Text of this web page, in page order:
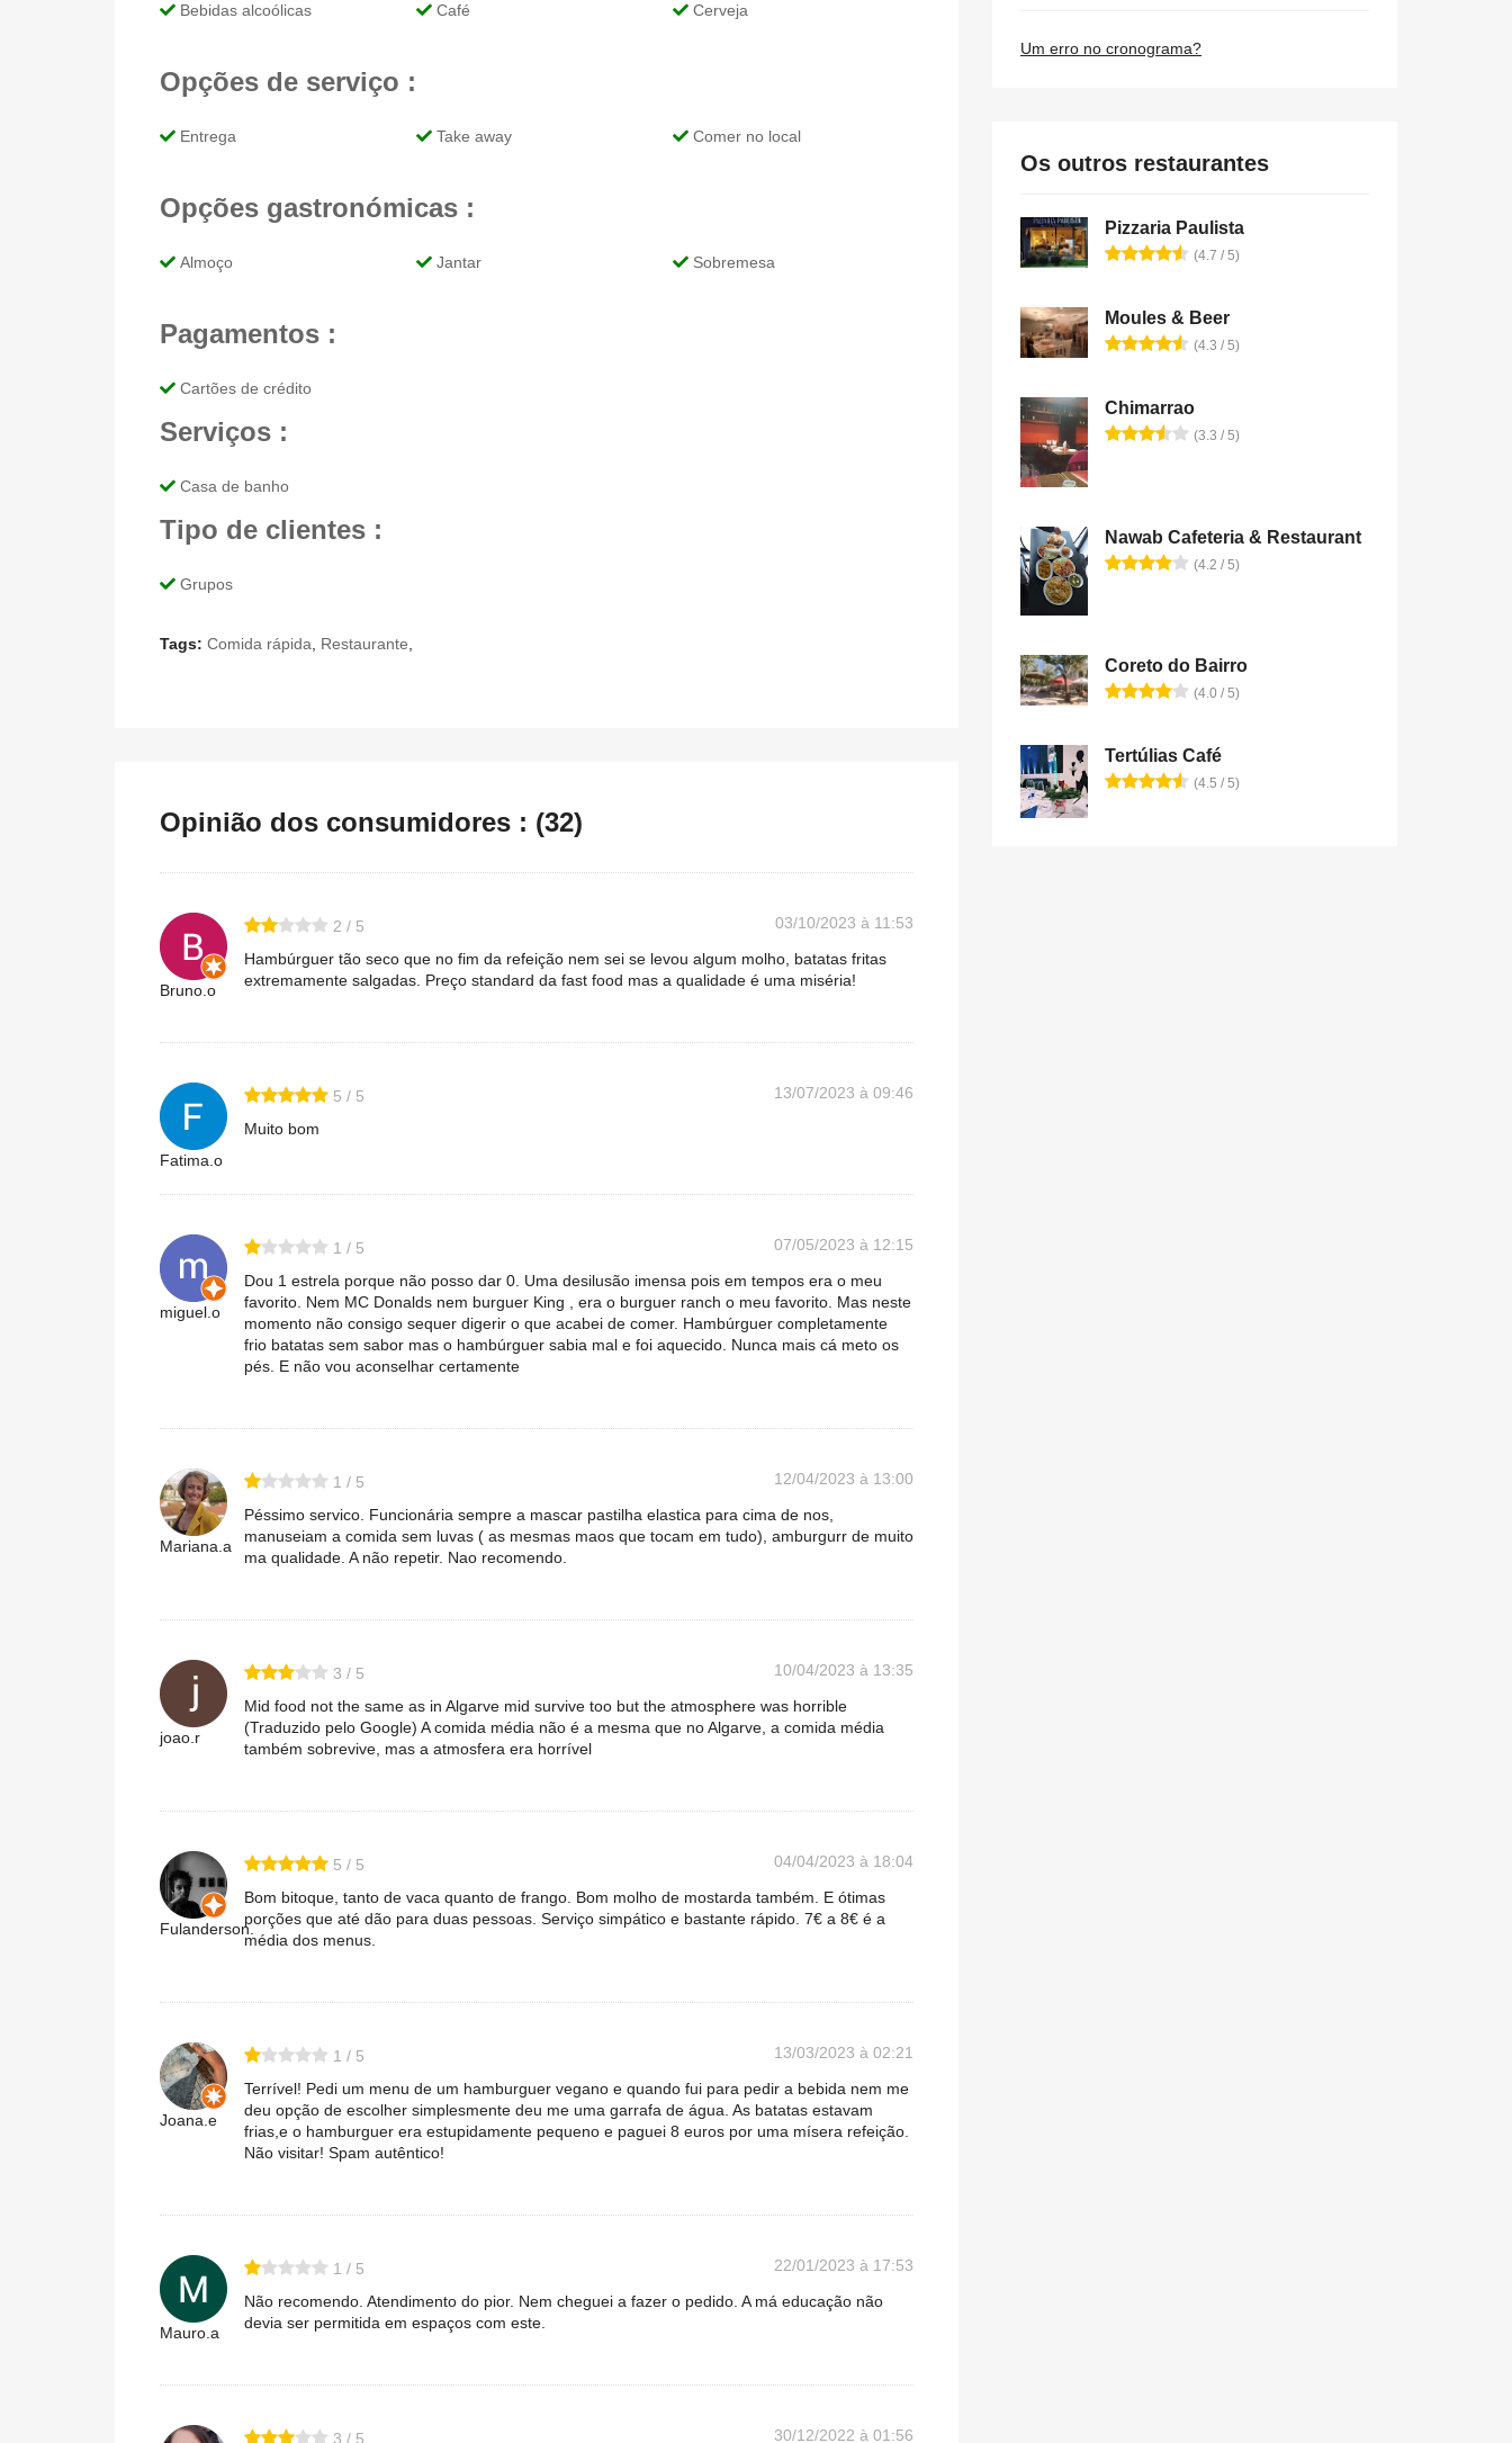
Bebidas alcoólicas Café Cerveja
Opções de serviço :
Entrega Take away Comer no local
Opções gastronómicas :
Almoço Jantar Sobremesa
Pagamentos :
Cartões de crédito
Serviços :
Casa de banho
Tipo de clientes :
Grupos
Tags: Comida rápida Restaurante
Opinião dos consumidores : (32)
Bruno.o
2 / 5
03/10/2023 à 11:53
Hambúrguer tão seco que no fim da refeição nem sei se levou algum molho, batatas fritas
extremamente salgadas. Preço standard da fast food mas a qualidade é uma miséria!
Fatima.o
5 / 5
13/07/2023 à 09:46
Muito bom
miguel.o
1 / 5
07/05/2023 à 12:15
Dou 1 estrela porque não posso dar 0. Uma desilusão imensa pois em tempos era o meu
favorito. Nem MC Donalds nem burguer King , era o burguer ranch o meu favorito. Mas neste
momento não consigo sequer digerir o que acabei de comer. Hambúrguer completamente
frio batatas sem sabor mas o hambúrguer sabia mal e foi aquecido. Nunca mais cá meto os
pés. E não vou aconselhar certamente
Mariana.a
1 / 5
12/04/2023 à 13:00
Péssimo servico. Funcionária sempre a mascar pastilha elastica para cima de nos,
manuseiam a comida sem luvas ( as mesmas maos que tocam em tudo), amburgurr de muito
ma qualidade. A não repetir. Nao recomendo.
joao.r
3 / 5
10/04/2023 à 13:35
Mid food not the same as in Algarve mid survive too but the atmosphere was horrible
(Traduzido pelo Google) A comida média não é a mesma que no Algarve, a comida média
também sobrevive, mas a atmosfera era horrível
Fulanderson.
5 / 5
04/04/2023 à 18:04
Bom bitoque, tanto de vaca quanto de frango. Bom molho de mostarda também. E ótimas
porções que até dão para duas pessoas. Serviço simpático e bastante rápido. 7€ a 8€ é a
média dos menus.
Joana.e
1 / 5
13/03/2023 à 02:21
Terrível! Pedi um menu de um hamburguer vegano e quando fui para pedir a bebida nem me
deu opção de escolher simplesmente deu me uma garrafa de água. As batatas estavam
frias,e o hamburguer era estupidamente pequeno e paguei 8 euros por uma mísera refeição.
Não visitar! Spam autêntico!
Mauro.a
1 / 5
22/01/2023 à 17:53
Não recomendo. Atendimento do pior. Nem cheguei a fazer o pedido. A má educação não
devia ser permitida em espaços com este.
3 / 5 30/12/2022 à 01:56
Um erro no cronograma?
Os outros restaurantes
Pizzaria Paulista
(4.7 / 5)
Moules & Beer
(4.3 / 5)
Chimarrao
(3.3 / 5)
Nawab Cafeteria & Restaurant
(4.2 / 5)
Coreto do Bairro
(4.0 / 5)
Tertúlias Café
(4.5 / 5)